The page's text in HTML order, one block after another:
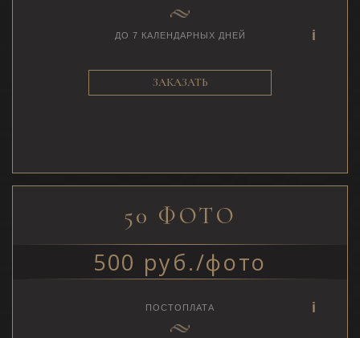
ДО 7 КАЛЕНДАРНЫХ ДНЕЙ
ЗАКАЗАТЬ
50 ФОТО
500 руб./фото
ПОСТОПЛАТА